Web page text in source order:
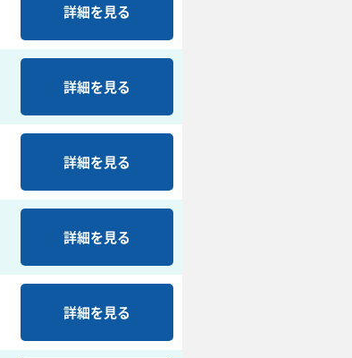
詳細を見る
詳細を見る
詳細を見る
詳細を見る
詳細を見る